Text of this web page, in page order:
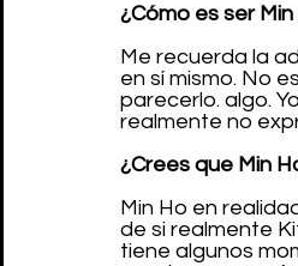
¿Cómo es ser Min
Me recuerda la
en sí mismo. No
parecerlo. algo.
realmente no
¿Crees que Min
Min Ho en
de si realmente
tiene algunos